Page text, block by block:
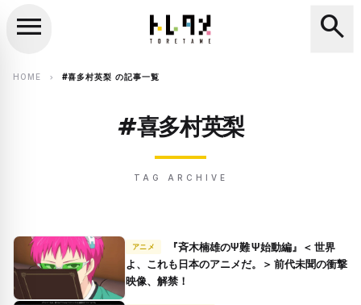
search
menu search
HOME chevron_right #喜多村英梨 の記事一覧
#喜多村英梨
TAG ARCHIVE
アニメ
よ、これも日本のアニメだ。＞ 前代未聞の衝撃
映像、解禁！